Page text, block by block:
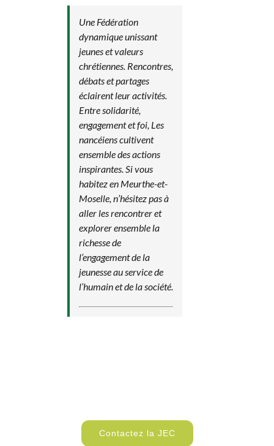
Une Fédération
dynamique unissant
jeunes et valeurs
chrétiennes. Rencontres,
débats et partages
éclairent leur activités.
Entre solidarité,
engagement et foi, Les
nancéiens cultivent
ensemble des actions
inspirantes. Si vous
habitez en Meurthe-et-
Moselle, n’hésitez pas à
aller les rencontrer et
explorer ensemble la
richesse de
l’engagement de la
jeunesse au service de
l’humain et de la société.
Contactez la JEC